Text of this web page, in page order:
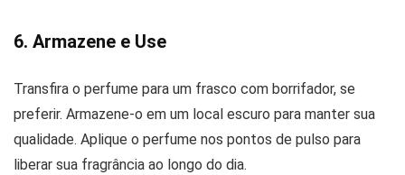
6. Armazene e Use
Transfira o perfume para um frasco com borrifador, se
preferir. Armazene-o em um local escuro para manter sua
qualidade. Aplique o perfume nos pontos de pulso para
liberar sua fragrância ao longo do dia.